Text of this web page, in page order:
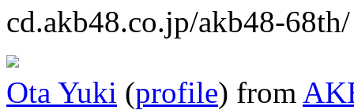
cd.akb48.co.jp/akb48-68th/
Ota Yuki (profile) from